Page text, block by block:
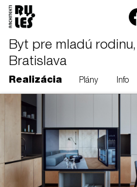
Byt pre mladú
Bratislava
Realizácia Plány Info